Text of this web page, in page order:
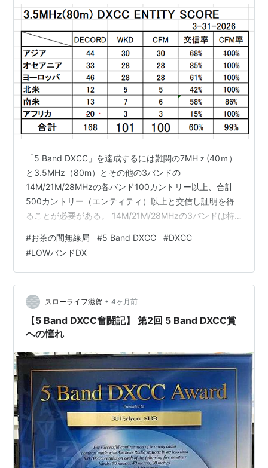
のなら、たちまち妨害電波の餌食になるだけだ。
さ、血のにじむ努力が実り、DXCCも残すところ9カン
トリーになった。ゴルフで言えばシングルプレーヤーだ
ろうか。その時点であなたは、「オナーロール」という
特別の称号を得る権利を得たことになる。おめでとう。
さらに、全カントリーを制覇すれば、文字通り「ナンバ
ーワン」の勲章まで手に入る。会社や家庭では誰にも相
手にされないお父さんも、DXCCの世界でなら英雄にな
れる。すばらしきかなDXCC。すばらしきかなアマチュ
ア無線。たしかに、キング・オブ・ホビーだ！
「5 Band DXCC」を達成するには難関の7MHｚ(40ｍ）
と3.5MHz（80m）とその他の3バンドの
14M/21M/28MHzの各バンド100カントリー以上、合計
500カントリー（エンティティ）以上と交信し証明を得
ることが必要がある。 14M/21M/28MHzの3バンドは特
る。特に3.5MHz(80m)はアンテナのサイズが長くなり、
基本的な半波長のダイポールアンテナでも40m長のワイ
ヤーになる。一般的に40m以上の長さの敷地を有する人
はそう多く居ない、特に都市部では難しい。7MHzのダイ
ポールは20m長の敷地があればアンテナの設…
#お茶の間無線局 #5 Band DXCC #DXCC
#LOWバンドDX
スローライフ滋賀 • 4ヶ月前
【5 Band DXCC奮闘記】 第2回 5 Band DXCC賞
への憧れ